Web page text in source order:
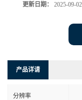
更新日期： 2025-09-02
产品详请
分辨率